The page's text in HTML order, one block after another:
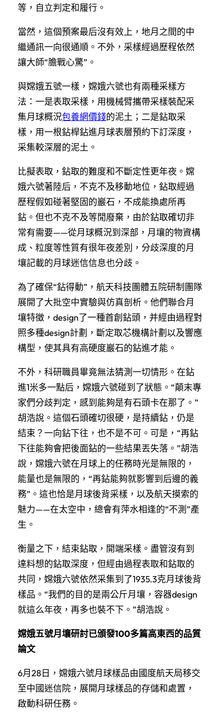
等，自立判定和履行。
當然，這個預案最后沒有效上，地月之間的中
繼通訊一向很通順。不外，采樣經過歷程依然
讓大師“膽戰心驚”。
與嫦娥五號一樣，嫦娥六號也有兩種采樣方
法：一是表取采樣，用機械臂攜帶采樣裝配采
集月球概況包養網價錢的泥土；二是鉆取采
樣，用一根鉆桿鉆進月球表層預約下訂深度，
采集較深層的泥土。
比擬表取，鉆取的難度和不斷定性更年夜。嫦
娥六號著陸后，不克不及移動地位，鉆取經過
歷程假如碰著堅固的巖石，不成能換處所再
鉆。但也不克不及等閒廢棄，由於鉆取確切非
常有需要——從月球概況到深部，月壤的物資構
成、粒度等性質有很年夜差別，分歧深度的月
壤記載的月球迷信信息也分歧。
為了確保“鉆得動”，航天科技團體五院研制團隊
展開了大批空中實驗與仿真剖析。他們聯合月
壤特徵，design了一種首創鉆頭，并經由過程對
照多種design計劃，斷定取芯機構計劃以及響應
構型，使其具有高硬度巖石的鉆進才能。
不外，科研職員畢竟無法猜測一切情形。在鉆
進1米多一點后，嫦娥六號碰到了狀態。“顛末專
家們分歧判定，感到能夠是有石頭卡在那了。”
胡浩說。這個石頭確切很硬，是持續鉆，仍是
結束？一向鉆下往，也不是不可。可是，“再鉆
下往能夠會把後面鉆的一些結果丟失落。”胡浩
說，嫦娥六號在月球上的任務時光是無限的，
能量也是無限的，“再鉆能夠就影響到后邊的義
務”。這也恰是月球後背采樣，以及航天摸索的
魅力——在太空中，總會有萍水相逢的“不測”產
生。
衡量之下，結束鉆取，開端采樣。盡管沒有到
達料想的鉆取深度，但經由過程表取和鉆取的
共同，嫦娥六號依然采集到了1935.3克月球後背
樣品。“我們的目的是兩公斤月壤，容器design
就這么年夜，再多也裝不下。”胡浩說。
嫦娥五號月壤研討已頒發100多篇高東西的品質
論文
6月28日，嫦娥六號月球樣品由國度航天局移交
至中國迷信院，展開月球樣品的存儲和處置，
啟動科研任務。